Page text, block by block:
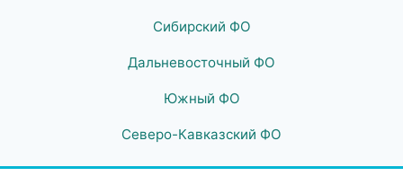
Сибирский ФО
Дальневосточный ФО
Южный ФО
Северо-Кавказский ФО